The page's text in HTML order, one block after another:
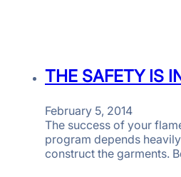
THE SAFETY IS
February 5, 2014
The success of your
program depends
construct the garments.